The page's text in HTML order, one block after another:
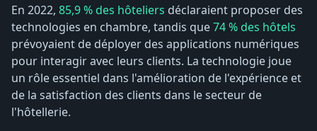
En 2022, 85,9 % des hôteliers déclaraient proposer des
technologies en chambre, tandis que74 % des hôtels
prévoyaient de déployer des applications numériques
pour interagir avec leurs clients. La technologie joue
un rôle essentiel dans l'amélioration de l'expérience et
de la satisfaction des clients dans le secteur de
l'hôtellerie.